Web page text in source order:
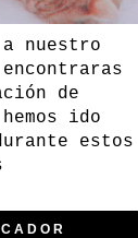
nuestro
de
ido
estos